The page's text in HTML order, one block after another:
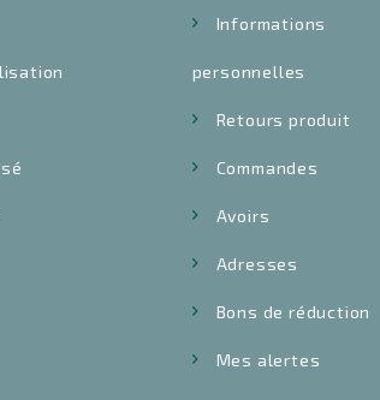
Informations
personnelles
Retours produit
Commandes
Avoirs
Adresses
Bons de réduction
Mes alertes